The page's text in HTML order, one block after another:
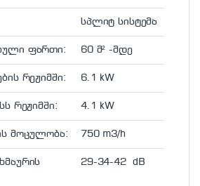
სპლიტ სისტემა
ფართი: 60 მ² -მდე
რეჟიმში: 6.1 kW
რეჟიმში: 4.1 kW
მოცულობა: 750 m3/h
29-34-42 dB